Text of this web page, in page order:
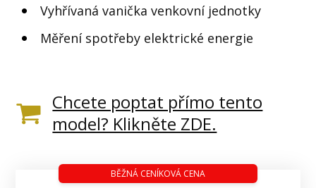
Vyhřívaná vanička venkovní jednotky
Měření spotřeby elektrické energie
Chcete poptat přímo tento
model? Klikněte ZDE.
BĚŽNÁ CENÍKOVÁ CENA